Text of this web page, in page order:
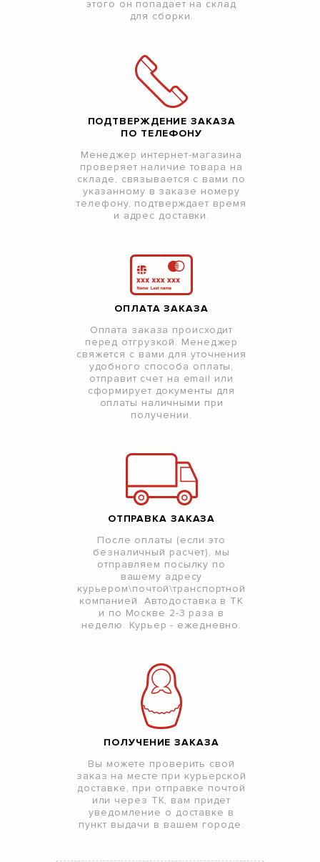
этого он попадает на склад
для сборки.
ПОДТВЕРЖДЕНИЕ ЗАКАЗА
ПО ТЕЛЕФОНУ
Менеджер интернет-магазина
проверяет наличие товара на
складе, связывается с вами по
указанному в заказе номеру
телефону, подтверждает время
и адрес доставки.
ОПЛАТА ЗАКАЗА
Оплата заказа происходит
перед отгрузкой. Менеджер
свяжется с вами для уточнения
удобного способа оплаты,
отправит счет на email или
сформирует документы для
оплаты наличными при
получении.
ОТПРАВКА ЗАКАЗА
После оплаты (если это
безналичный расчет), мы
отправляем посылку по
вашему адресу
курьером\почтой\транспортной
компанией. Автодоставка в ТК
и по Москве 2-3 раза в
неделю. Курьер - ежедневно.
ПОЛУЧЕНИЕ ЗАКАЗА
Вы можете проверить свой
заказ на месте при курьерской
доставке, при отправке почтой
или через ТК, вам придет
уведомление о доставке в
пункт выдачи в вашем городе.